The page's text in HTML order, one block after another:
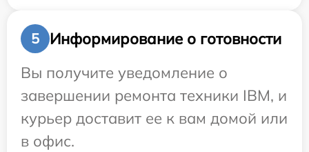
5
Информирование о готовности
Вы получите уведомление о
завершении ремонта техники IBM, и
курьер доставит ее к вам домой или
в офис.